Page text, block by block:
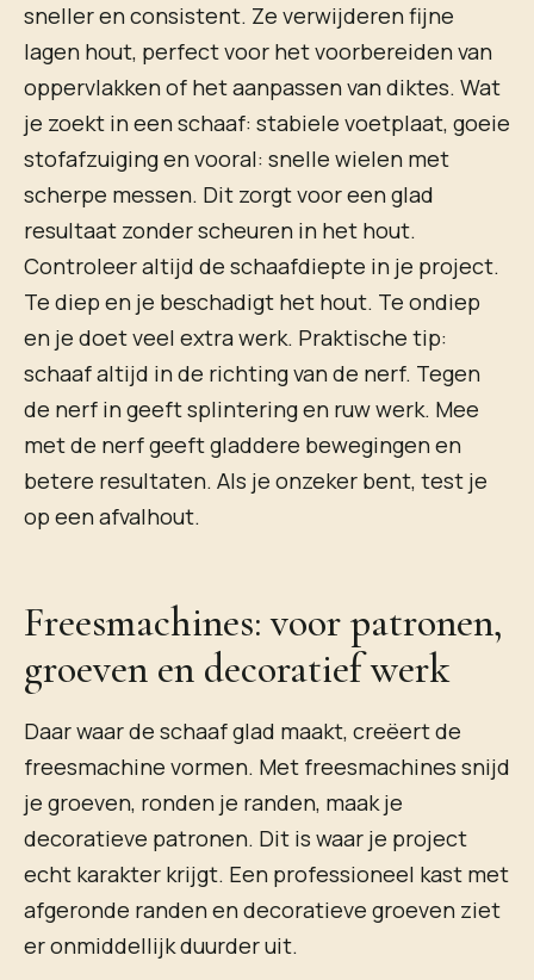
sneller en consistent. Ze verwijderen fijne
lagen hout, perfect voor het voorbereiden van
oppervlakken of het aanpassen van diktes. Wat
je zoekt in een schaaf: stabiele voetplaat, goeie
stofafzuiging en vooral: snelle wielen met
scherpe messen. Dit zorgt voor een glad
resultaat zonder scheuren in het hout.
Controleer altijd de schaafdiepte in je project.
Te diep en je beschadigt het hout. Te ondiep
en je doet veel extra werk. Praktische tip:
schaaf altijd in de richting van de nerf. Tegen
de nerf in geeft splintering en ruw werk. Mee
met de nerf geeft gladdere bewegingen en
betere resultaten. Als je onzeker bent, test je
op een afvalhout.
Freesmachines: voor patronen,
groeven en decoratief werk
Daar waar de schaaf glad maakt, creëert de
freesmachine vormen. Met freesmachines snijd
je groeven, ronden je randen, maak je
decoratieve patronen. Dit is waar je project
echt karakter krijgt. Een professioneel kast met
afgeronde randen en decoratieve groeven ziet
er onmiddellijk duurder uit.